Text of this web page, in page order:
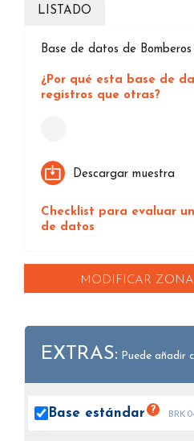
LISTADO
Base de datos de Bomberos
¿Por qué esta base de
registros que otras?
Descargar muestra
Checklist para evaluar
de datos
MODIFICAR
EXTRAS: Puede añadir
Base estándar ?